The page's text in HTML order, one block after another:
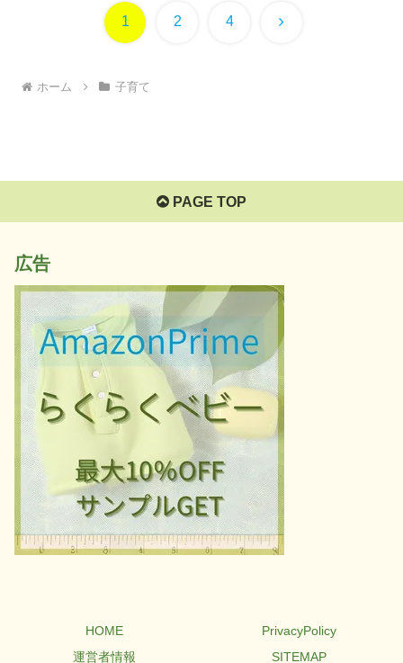
1 2 4 次
ホーム 子育て
PAGE TOP
広告
HOME
PrivacyPolicy
運営者情報
SITEMAP